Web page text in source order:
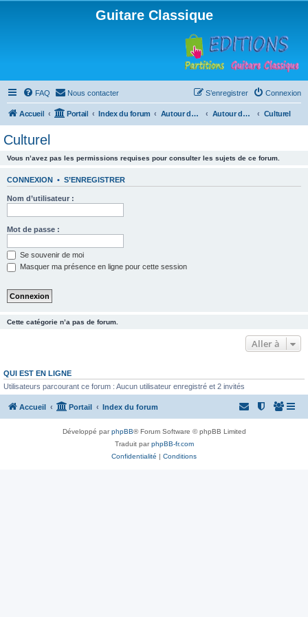
Guitare Classique
FAQ Nous contacter Connexion
S’enregistrer
Accueil Portail Index du forum Autour de la machine à café Autour de la machine à café Culturel
Culturel
Vous n’avez pas les permissions requises pour consulter les sujets de ce forum.
CONNEXION • S’ENREGISTRER
Nom d’utilisateur :
Mot de passe :
Se souvenir de moi
Masquer ma présence en ligne pour cette session
Cette catégorie n’a pas de forum.
Aller à
QUI EST EN LIGNE
Utilisateurs parcourant ce forum : Aucun utilisateur enregistré et 2 invités
Accueil Portail Index du forum
Développé parphpBB® Forum Software © phpBB Limited
Traduit parphpBB-fr.com
Confidentialité | Conditions